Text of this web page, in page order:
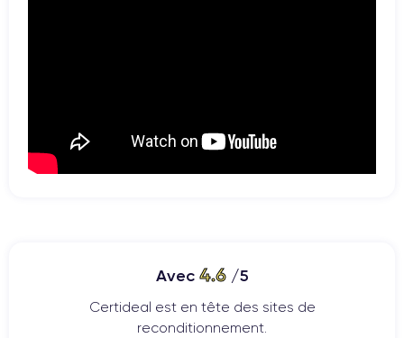
Avec 4.6/5
Certideal est en tête des sites de
reconditionnement.